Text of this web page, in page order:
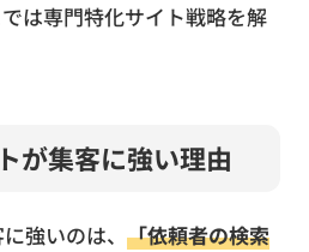
は専門特化サイト戦略を解
が集客に強い理由
強いのは、 「依頼者の検索